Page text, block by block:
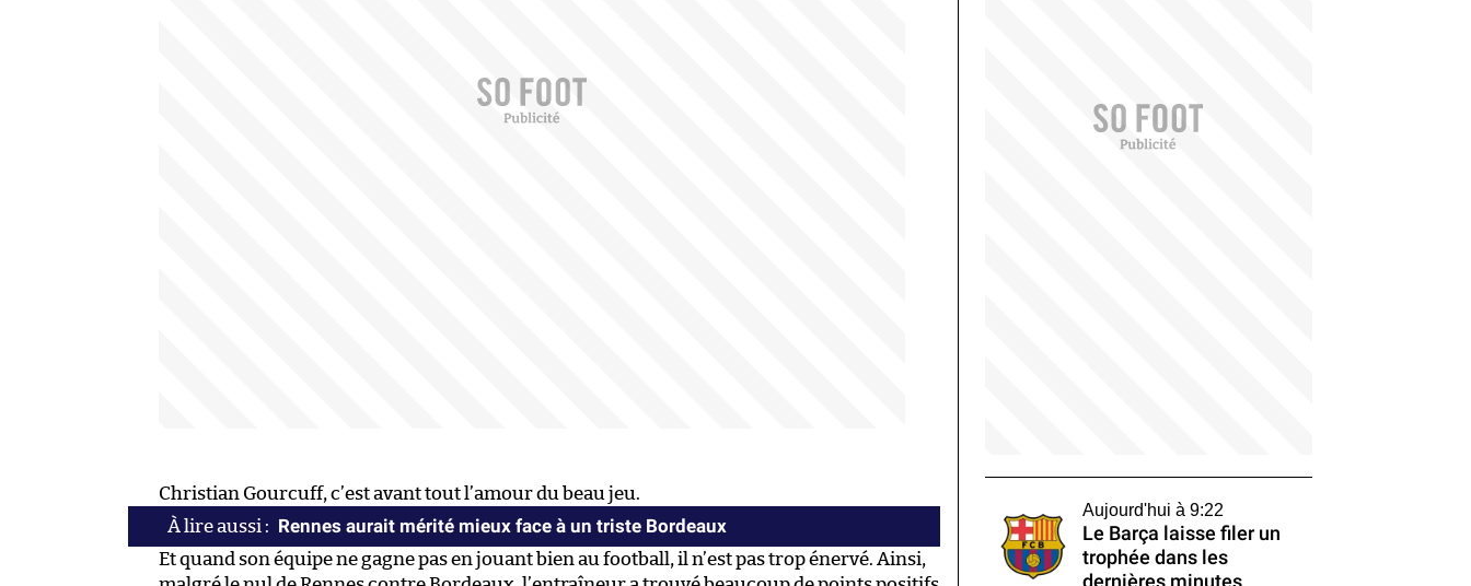
Christian Gourcuff, c’est avant tout l’amour du beau jeu.
Rennes aurait mérité mieux face à un triste Bordeaux
Et quand son équipe ne gagne pas en jouant bien au football, il n’est pas trop énervé. Ainsi,
Aujourd'hui à 9:22
Le Barça laisse filer un
trophée dans les
dernières minutes